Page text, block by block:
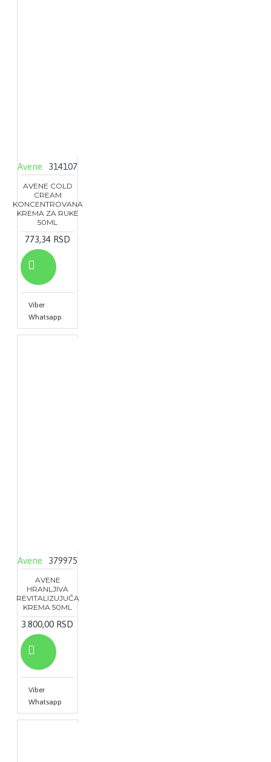
Avene 314107
AVENE COLD
CREAM
KONCENTROVANA
KREMA ZA RUKE
50ML
773,34 RSD
Viber
Whatsapp
Avene 379975
AVENE
HRANLJIVA
REVITALIZUJUĆA
KREMA 50ML
3.800,00 RSD
Viber
Whatsapp